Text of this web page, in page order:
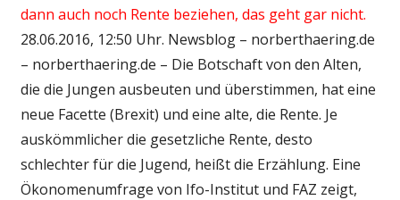
dann auch noch Rente beziehen, das geht gar nicht.
28.06.2016, 12:50 Uhr. Newsblog – norberthaering.de
– norberthaering.de – Die Botschaft von den Alten,
die die Jungen ausbeuten und überstimmen, hat eine
neue Facette (Brexit) und eine alte, die Rente. Je
auskömmlicher die gesetzliche Rente, desto
schlechter für die Jugend, heißt die Erzählung. Eine
Ökonomenumfrage von Ifo-Institut und FAZ zeigt,